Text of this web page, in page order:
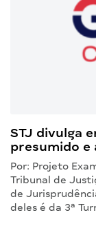
STJ divulga
presumido e
Por: Projeto
Tribunal de
de
deles é da 3ª